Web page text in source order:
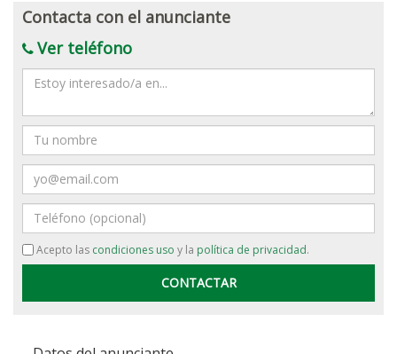
Contacta con el anunciante
Ver teléfono
Mensaje
Nombre
Email
Teléfono
Acepto las condiciones uso y la política de privacidad.